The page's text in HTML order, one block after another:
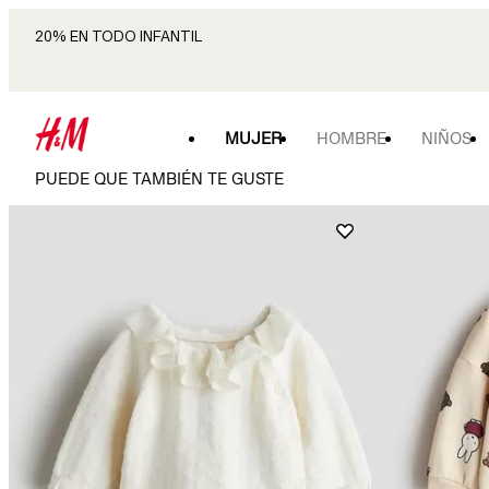
20% EN TODO INFANTIL
MUJER HOMBRE NIÑOS
PUEDE QUE TAMBIÉN TE GUSTE